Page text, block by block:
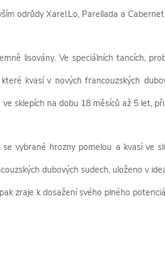
odrůdy Xarel.Lo, Parellada a
lisovány. Ve speciálních tancích,
kvasí v nových francouzských
ve sklepích na dobu 18 měsíců až 5 let,
vybrané hrozny pomelou a kvasí ve
dubových sudech, uloženo v
zraje k dosažení svého plného